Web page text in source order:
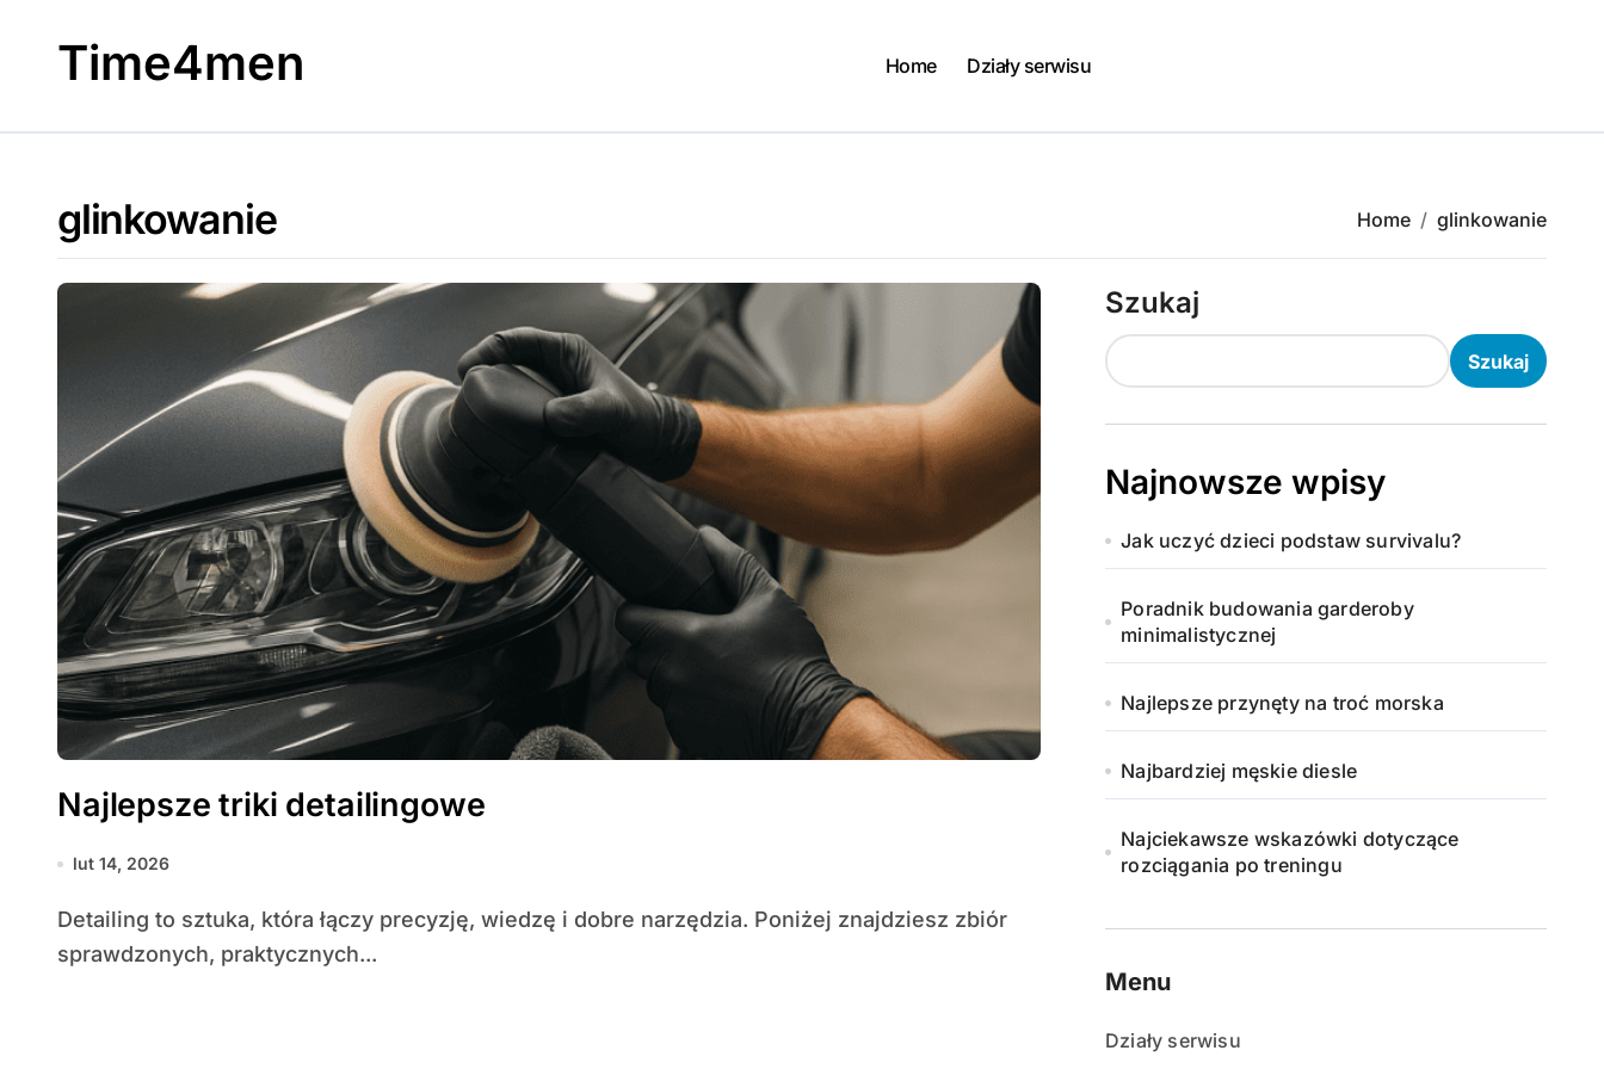
Time4men Home Działy serwisu
glinkowanie Home glinkowanie
Najlepsze triki detailingowe
lut 14, 2026
Detailing to sztuka, która łączy precyzję, wiedzę i dobre narzędzia. Poniżej znajdziesz zbiór
sprawdzonych, praktycznych...
Szukaj
Szukaj
Najnowsze wpisy
Jak uczyć dzieci podstaw survivalu?
Poradnik budowania garderoby
minimalistycznej
Najlepsze przynęty na troć morska
Najbardziej męskie diesle
Najciekawsze wskazówki dotyczące
rozciągania po treningu
Menu
Działy serwisu